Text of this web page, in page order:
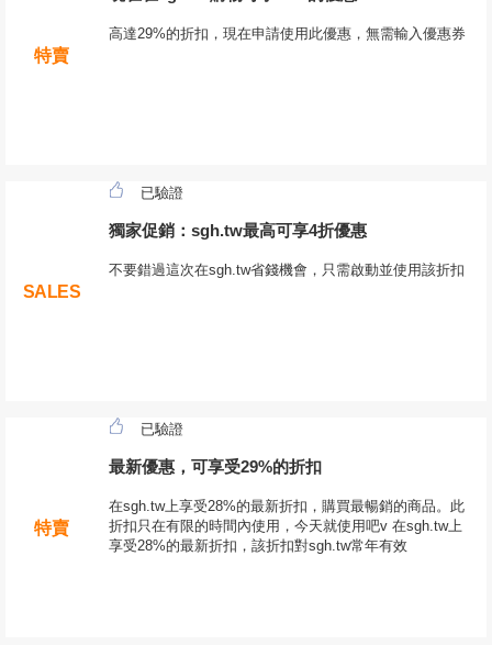
特賣
高達29%的折扣，現在申請使用此優惠，無需輸入優惠券
SALES
已驗證
獨家促銷：sgh.tw最高可享4折優惠
不要錯過這次在sgh.tw省錢機會，只需啟動並使用該折扣
特賣
已驗證
最新優惠，可享受29%的折扣
在sgh.tw上享受28%的最新折扣，購買最暢銷的商品。此
折扣只在有限的時間內使用，今天就使用吧v 在sgh.tw上
享受28%的最新折扣，該折扣對sgh.tw常年有效